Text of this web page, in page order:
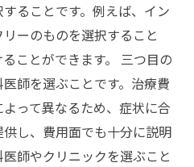
ることです。例えば、イン
ーのものを選択すること
ことができます。 三つ目の
師を選ぶことです。治療費
って異なるため、症状に合
し、費用面でも十分に説明
師やクリニックを選ぶこと